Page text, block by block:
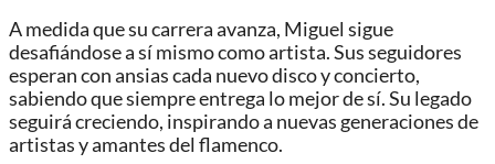
A medida que su carrera avanza, Miguel sigue
desafiándose a sí mismo como artista. Sus seguidores
esperan con ansias cada nuevo disco y concierto,
sabiendo que siempre entrega lo mejor de sí. Su legado
seguirá creciendo, inspirando a nuevas generaciones de
artistas y amantes del flamenco.